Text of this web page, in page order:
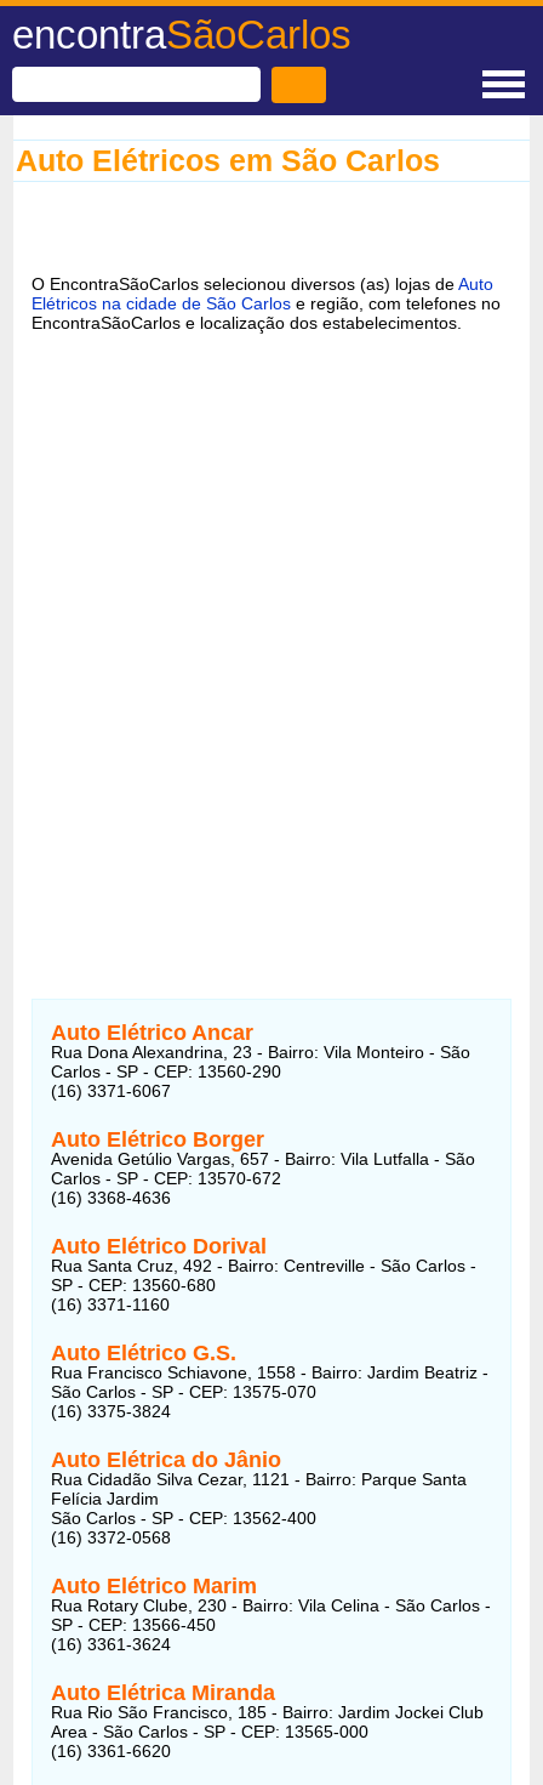
encontraSãoCarlos
Auto Elétricos em São Carlos
O EncontraSãoCarlos selecionou diversos (as) lojas deAuto
Elétricos na cidade de São Carlos e região, com telefones no
EncontraSãoCarlos e localização dos estabelecimentos.
Auto Elétrico Ancar
Rua Dona Alexandrina, 23 - Bairro: Vila Monteiro - São
Carlos - SP - CEP: 13560-290
(16) 3371-6067
Auto Elétrico Borger
Avenida Getúlio Vargas, 657 - Bairro: Vila Lutfalla - São
Carlos - SP - CEP: 13570-672
(16) 3368-4636
Auto Elétrico Dorival
Rua Santa Cruz, 492 - Bairro: Centreville - São Carlos -
SP - CEP: 13560-680
(16) 3371-1160
Auto Elétrico G.S.
Rua Francisco Schiavone, 1558 - Bairro: Jardim Beatriz -
São Carlos - SP - CEP: 13575-070
(16) 3375-3824
Auto Elétrica do Jânio
Rua Cidadão Silva Cezar, 1121 - Bairro: Parque Santa
Felícia Jardim
São Carlos - SP - CEP: 13562-400
(16) 3372-0568
Auto Elétrico Marim
Rua Rotary Clube, 230 - Bairro: Vila Celina - São Carlos -
SP - CEP: 13566-450
(16) 3361-3624
Auto Elétrica Miranda
Rua Rio São Francisco, 185 - Bairro: Jardim Jockei Club
Area - São Carlos - SP - CEP: 13565-000
(16) 3361-6620